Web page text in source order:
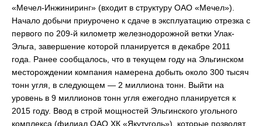
«Мечел-Инжиниринг» (входит в структуру ОАО «Мечел»).
Начало добычи приурочено к сдаче в эксплуатацию отрезка с
первого по 209-й километр железнодорожной ветки Улак-
Эльга, завершение которой планируется в декабре 2011
года. Ранее сообщалось, что в текущем году на Эльгинском
месторождении компания намерена добыть около 300 тысяч
тонн угля, в следующем — 2 миллиона тонн. Выйти на
уровень в 9 миллионов тонн угля ежегодно планируется к
2015 году. Ввод в строй мощностей Эльгинского угольного
комплекса (филиал ОАО ХК «Якутуголь»), которые позволят